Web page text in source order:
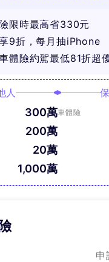
限時最高省330元
9折，每月抽iPhone
體險約駕最低81折超
人
300萬
200萬
20萬
1,000萬
車體險
申